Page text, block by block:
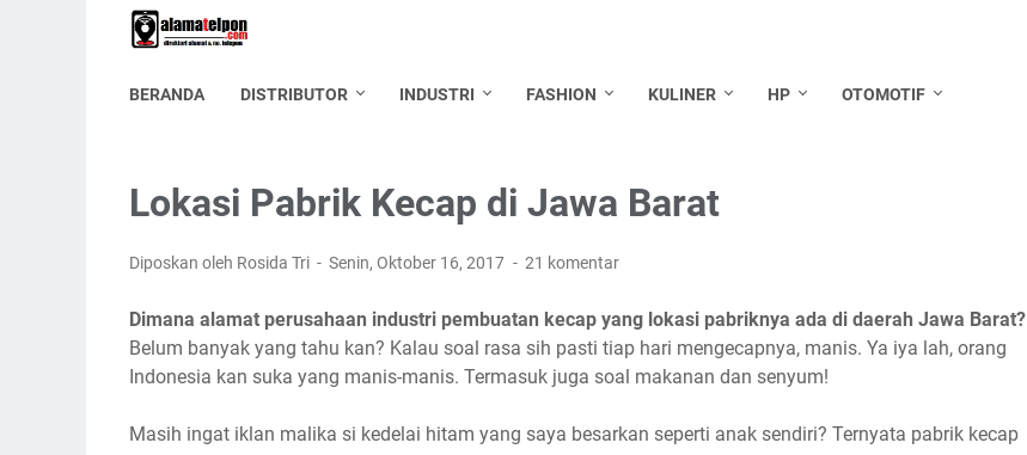
BERANDA DISTRIBUTOR INDUSTRI FASHION KULINER HP OTOMOTIF
Lokasi Pabrik Kecap di Jawa Barat
Diposkan oleh Rosida Tri Senin, Oktober 16, 2017 21 komentar
Dimana alamat perusahaan industri pembuatan kecap yang lokasi pabriknya ada di daerah Jawa Barat?
Belum banyak yang tahu kan? Kalau soal rasa sih pasti tiap hari mengecapnya, manis. Ya iya lah, orang
Indonesia kan suka yang manis-manis. Termasuk juga soal makanan dan senyum!
Masih ingat iklan malika si kedelai hitam yang saya besarkan seperti anak sendiri? Ternyata pabrik kecap